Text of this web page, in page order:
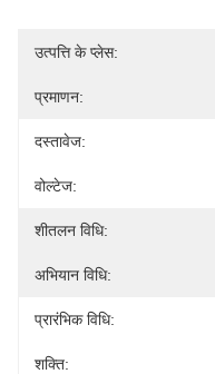
उत्पत्ति के प्लेस:
प्रमाणन:
दस्तावेज:
वोल्टेज:
शीतलन विधि:
अभियान विधि:
प्रारंभिक विधि:
शक्ति: